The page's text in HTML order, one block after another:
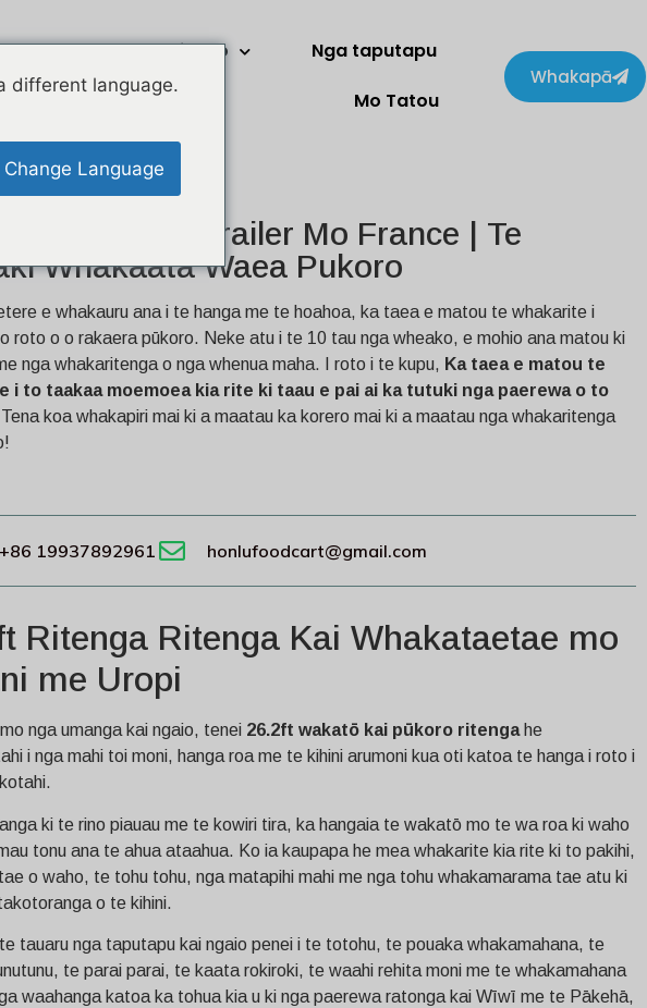
korero Kaihoko
Nga taputapu
Mo Tatou
Whakapā
Ritenga Kai Trailer Mo France | Te
Whakaata Waea Pukoro
e whakauru ana i te hanga me te hoahoa, ka taea e matou te whakarite i
roto o o rakaera pūkoro. Neke atu i te 10 tau nga wheako, e mohio ana matou ki
nga whakaritenga o nga whenua maha. I roto i te kupu, Ka taea e matou te
i to taakaa moemoea kia rite ki taau e pai ai ka tutuki nga paerewa o to
Tena koa whakapiri mai ki a maatau ka korero mai ki a maatau nga whakaritenga
+86 19937892961 honlufoodcart@gmail.com
Ritenga Ritenga Kai Whakataetae mo
me Uropi
mo nga umanga kai ngaio, tenei 26.2ft wakatō kai pūkoro ritengahe
i nga mahi toi moni, hanga roa me te kihini arumoni kua oti katoa te hanga i roto i
ki te rino piauau me te kowiri tira, ka hangaia te wakatō mo te wa roa ki waho
tonu ana te ahua ataahua. Ko ia kaupapa he mea whakarite kia rite ki to pakihi,
o waho, te tohu tohu, nga matapihi mahi me nga tohu whakamarama tae atu ki
o te kihini.
tauaru nga taputapu kai ngaio penei i te totohu, te pouaka whakamahana, te
te parai parai, te kaata rokiroki, te waahi rehita moni me te whakamahana
waahanga katoa ka tohua kia u ki nga paerewa ratonga kai Wīwī me te Pākehā,
different language.
Change Language